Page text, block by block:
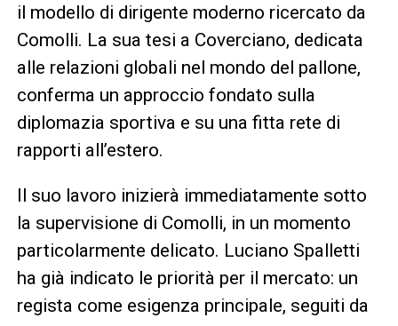
il modello di dirigente moderno ricercato da
Comolli. La sua tesi a Coverciano, dedicata
alle relazioni globali nel mondo del pallone,
conferma un approccio fondato sulla
diplomazia sportiva e su una fitta rete di
rapporti all’estero.
Il suo lavoro inizierà immediatamente sotto
la supervisione di Comolli, in un momento
particolarmente delicato. Luciano Spalletti
ha già indicato le priorità per il mercato: un
regista come esigenza principale, seguiti da